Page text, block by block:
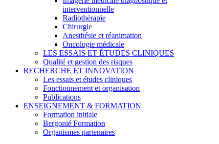
interventionnelle
Radiothérapie
Chirurgie
Anesthésie et réanimation
Oncologie médicale
LES ESSAIS ET ÉTUDES CLINIQUES
Qualité et gestion des risques
RECHERCHE ET INNOVATION
Les essais et études cliniques
Fonctionnement et organisation
Publications
ENSEIGNEMENT & FORMATION
Formation initiale
Bergonié Formation
Organismes partenaires